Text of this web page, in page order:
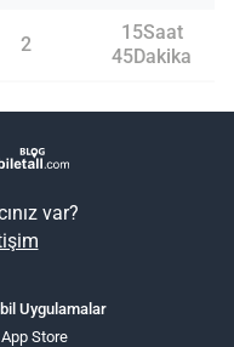
2
15Saat
45Dakika
var?
Uygulamalar
App Store